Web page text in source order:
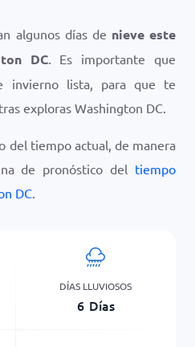
algunos días de nieve este
DC. Es importante que
invierno lista, para que te
exploras Washington DC.
del tiempo actual, de manera
de pronóstico del tiempo
DC.
DÍAS LLUVIOSOS
6 Días